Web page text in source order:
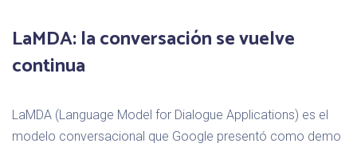
LaMDA: la conversación se vuelve
continua
LaMDA (Language Model for Dialogue Applications) es el
modelo conversacional que Google presentó como demo